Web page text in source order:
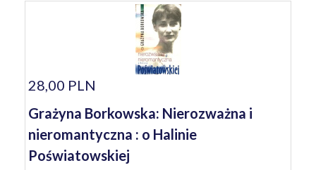
28,00 PLN
Grażyna Borkowska: Nierozważna i
nieromantyczna : o Halinie
Poświatowskiej